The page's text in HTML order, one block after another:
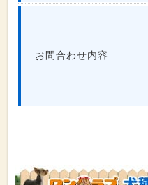
お問合わせ内容